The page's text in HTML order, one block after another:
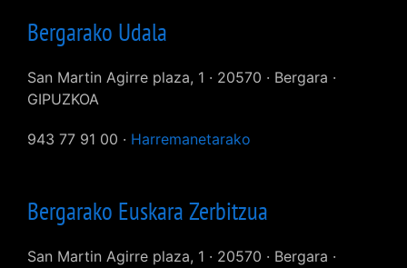
Bergarako Udala
San Martin Agirre plaza, 1 · 20570 · Bergara ·
GIPUZKOA
943 77 91 00 · Harremanetarako
Bergarako Euskara Zerbitzua
San Martin Agirre plaza, 1 · 20570 · Bergara ·